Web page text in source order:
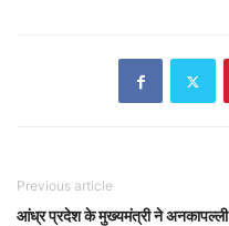
Previous article
आंध्र प्रदेश के मुख्यमंत्री ने अनकापल्ली